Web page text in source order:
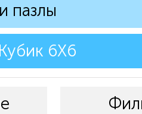
пазлы
6Х6